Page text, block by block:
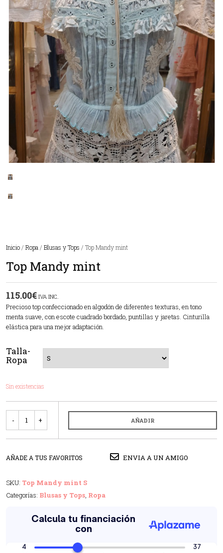
Inicio/ Ropa/ Blusas y Tops / Top Mandy mint
Top Mandy mint
115.00€ IVA INC.
Precioso top confeccionado en algodón de diferentes texturas, en tono
menta suave, con escote cuadrado bordado, puntillas y jaretas. Cinturilla
elástica para una mejor adaptación.
Talla-
Ropa
Sin existencias
AÑADIR
AÑADE A TUS FAVORITOS ENVIA A UN AMIGO
SKU: Top Mandy mint S
Categorías: Blusas y Tops, Ropa